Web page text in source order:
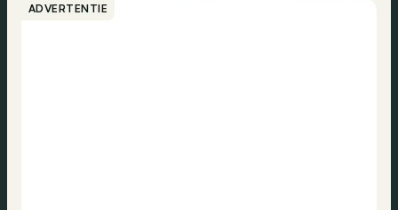
ADVERTENTIE